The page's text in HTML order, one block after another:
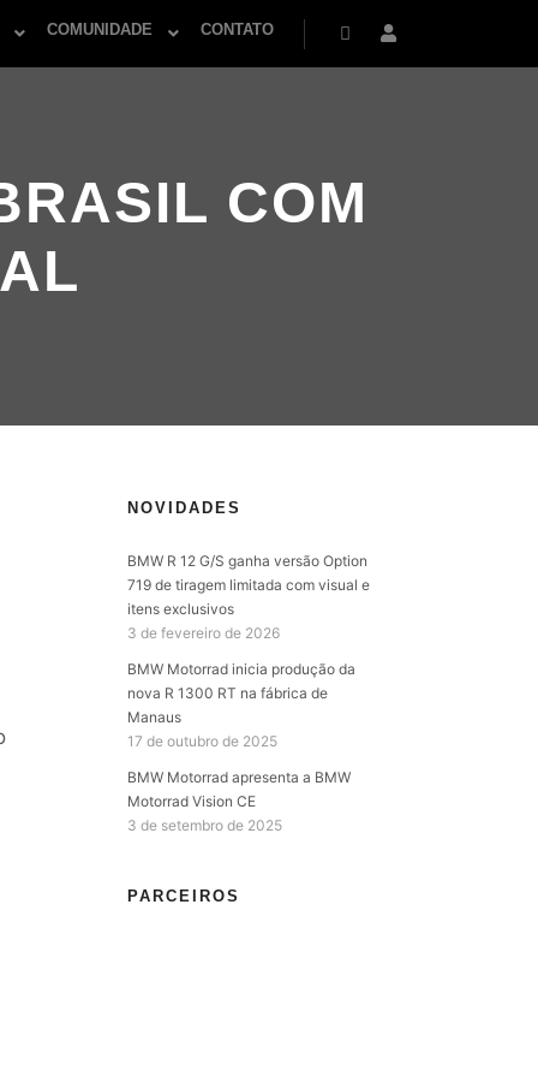
COMUNIDADE CONTATO
PesquisaMais informações
COM
NOVIDADES
BMW R 12 G/S ganha versão Option
719 de tiragem limitada com visual e
itens exclusivos
3 de fevereiro de 2026
BMW Motorrad inicia produção da
nova R 1300 RT na fábrica de
Manaus
17 de outubro de 2025
BMW Motorrad apresenta a BMW
Motorrad Vision CE
3 de setembro de 2025
PARCEIROS